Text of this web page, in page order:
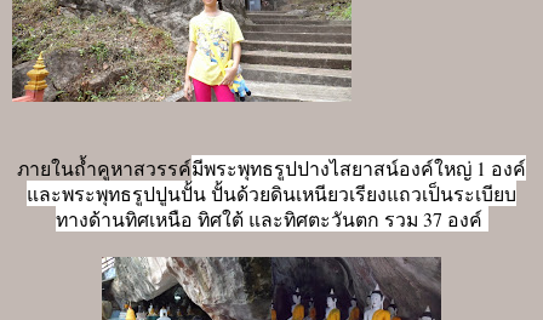
ภายในถ้ำคูหาสวรรค์มีพระพุทธรูปปางไสยาสน์องค์ใหญ่ 1 องค์
และพระพุทธรูปปูนปั้น ปั้นด้วยดินเหนียวเรียงแถวเป็นระเบียบ
ทางด้านทิศเหนือ ทิศใต้ และทิศตะวันตก รวม 37 องค์